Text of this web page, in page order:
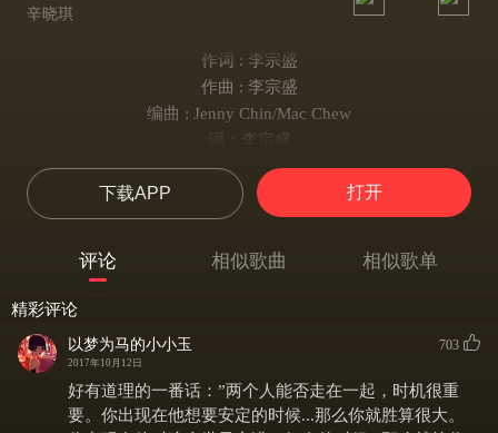
辛晓琪
作词 : 李宗盛
作曲 : 李宗盛
编曲 : Jenny Chin/Mac Chew
词：李宗盛
曲：李宗盛
我会哭
但是我没有
给你我最后的祝福
虽然那共爱的痛苦
将日日夜夜
在我灵魂最深处
下载APP 打开
评论 相似歌曲 相似歌单
精彩评论
以梦为马的小小玉
2017年10月12日
703
好有道理的一番话：”两个人能否走在一起，时机很重
要。你出现在他想要安定的时候...那么你就胜算很大。